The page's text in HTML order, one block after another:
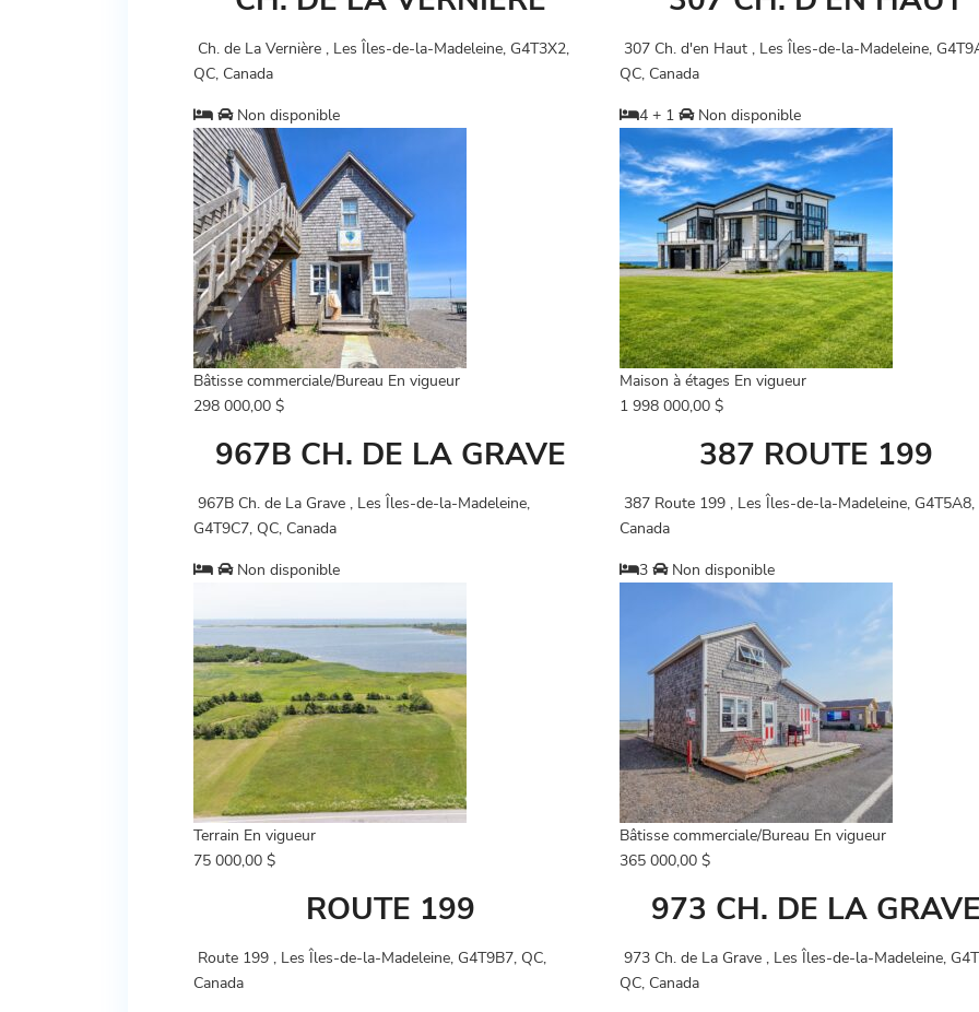
Ch. de La Vernière , Les Îles-de-la-Madeleine, G4T3X2,
QC, Canada
Non disponible
307 Ch. d'en Haut , Les Îles-de-la-Madeleine,
QC, Canada
4 + 1
Non disponible
Bâtisse commerciale/Bureau En vigueur
298 000,00 $
967B CH. DE LA GRAVE
967B Ch. de La Grave , Les Îles-de-la-Madeleine,
G4T9C7, QC, Canada
Non disponible
Maison à étages En vigueur
1 998 000,00 $
387 ROUTE 199
387 Route 199 , Les Îles-de-la-Madeleine, G4T5A8,
Canada
3
Non disponible
Terrain En vigueur
75 000,00 $
ROUTE 199
Route 199 , Les Îles-de-la-Madeleine, G4T9B7, QC,
Canada
Bâtisse commerciale/Bureau En vigueur
365 000,00 $
973 CH. DE LA
973 Ch. de La Grave , Les Îles-de-la-Madeleine,
QC, Canada